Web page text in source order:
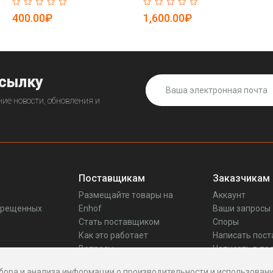
400.00₽
(арт. 25-5081732)
1,600.00₽
новости, обновления и
Поставщикам
Размещайте товары на
Enhof
Стать поставщиком
Как это работает
Вопросы
Заказчикам
Аккаунт
Ваши запросы
Споры
Написать
Написать в